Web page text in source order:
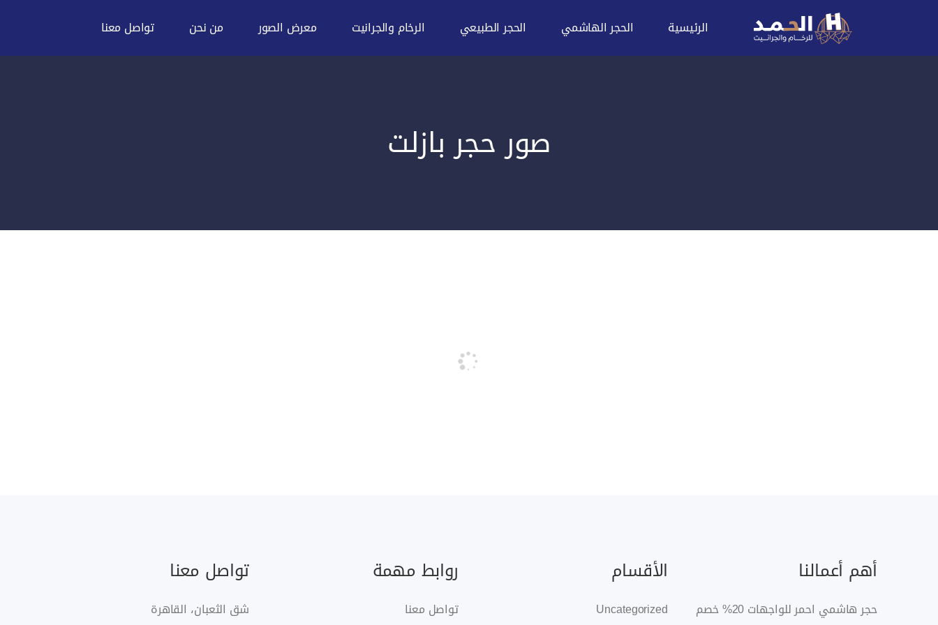
الرئيسية الحجر الهاشمي الحجر الطبيعي الرخام والجرانيت معرض الصور من نحن تواصل معنا
صور حجر بازلت
أهم أعمالنا
حجر هاشمي احمر للواجهات 20% خصم
الأقسام
Uncategorized
روابط مهمة
تواصل معنا
تواصل معنا
شق الثعبان، القاهرة